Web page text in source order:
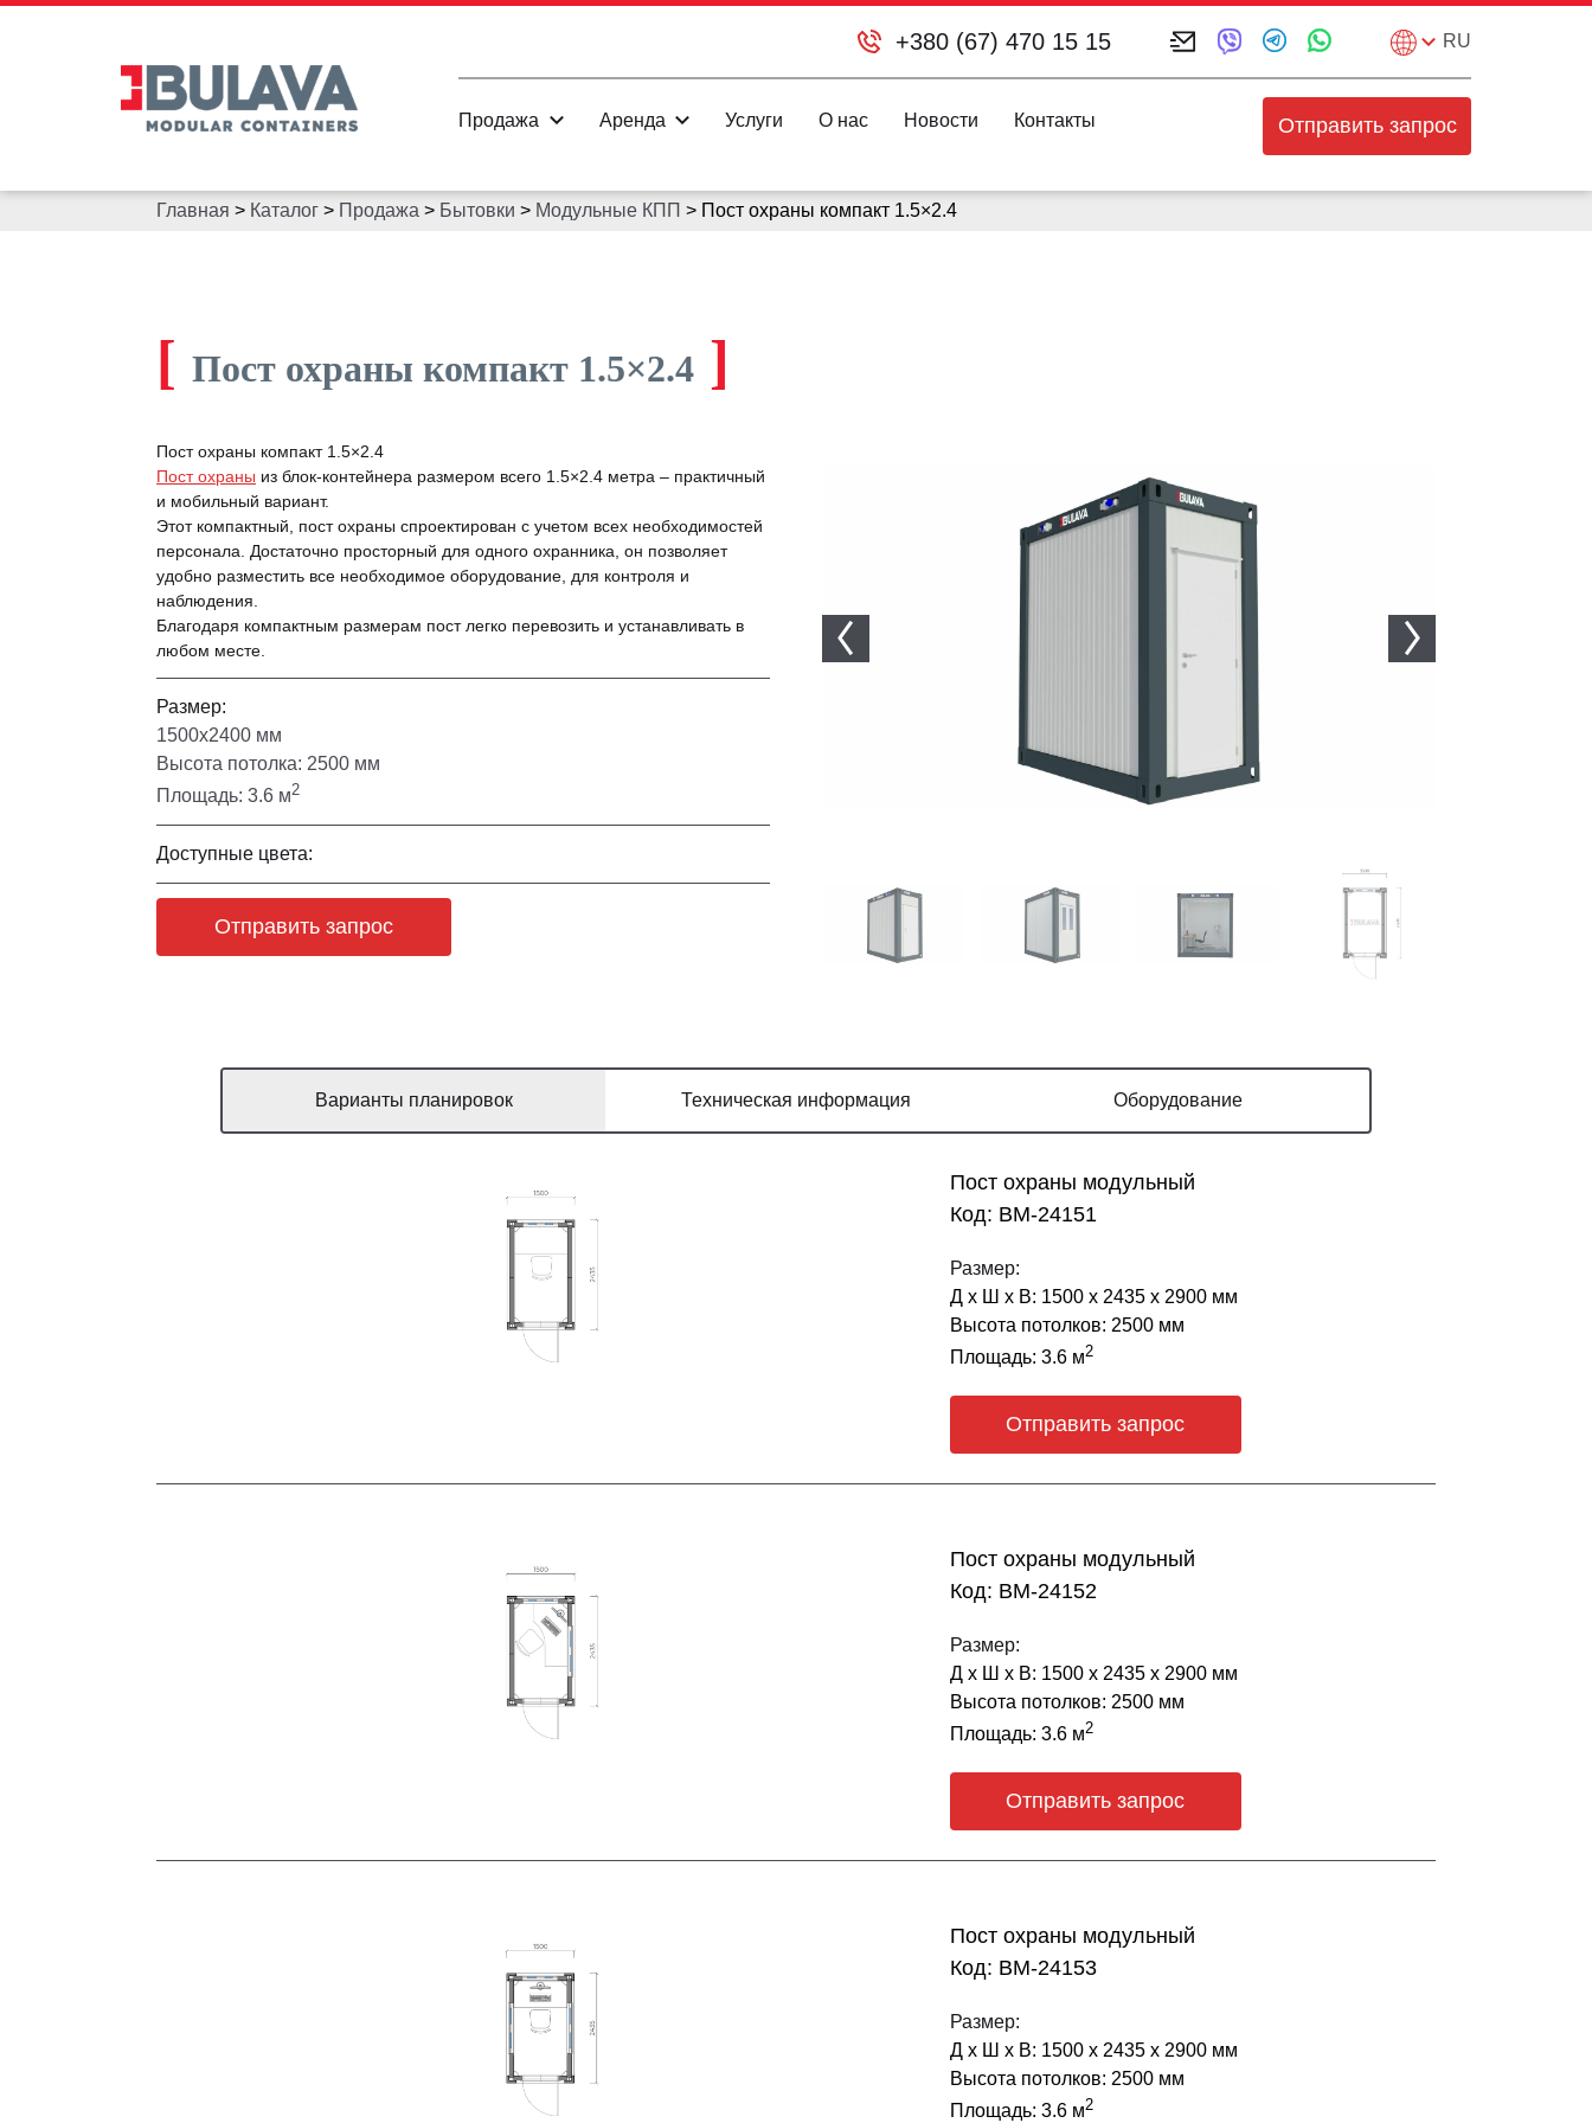
+380 (67) 470 15 15 RU
Продажа Аренда Услуги О нас Новости Контакты Отправить запрос
Главная > Каталог > Продажа > Бытовки > Модульные КПП > Пост охраны компакт 1.5×2.4
[ Пост охраны компакт 1.5×2.4 ]
Пост охраны компакт 1.5×2.4
Пост охраны из блок-контейнера размером всего 1.5×2.4 метра – практичный
и мобильный вариант.
Этот компактный, пост охраны спроектирован с учетом всех необходимостей
персонала. Достаточно просторный для одного охранника, он позволяет
удобно разместить все необходимое оборудование, для контроля и
наблюдения.
Благодаря компактным размерам пост легко перевозить и устанавливать в
любом месте.
Размер:
1500х2400 мм
Высота потолка: 2500 мм
Площадь: 3.6 м2
Доступные цвета:
Отправить запрос
Варианты планировок Техническая информация Оборудование
Пост охраны модульный
Код: BM-24151
Размер:
Д х Ш х В: 1500 х 2435 х 2900 мм
Высота потолков: 2500 мм
Площадь: 3.6 м2
Отправить запрос
Пост охраны модульный
Код: BM-24152
Размер:
Д х Ш х В: 1500 х 2435 х 2900 мм
Высота потолков: 2500 мм
Площадь: 3.6 м2
Отправить запрос
Пост охраны модульный
Код: BM-24153
Размер:
Д х Ш х В: 1500 х 2435 х 2900 мм
Высота потолков: 2500 мм
Площадь: 3.6 м2